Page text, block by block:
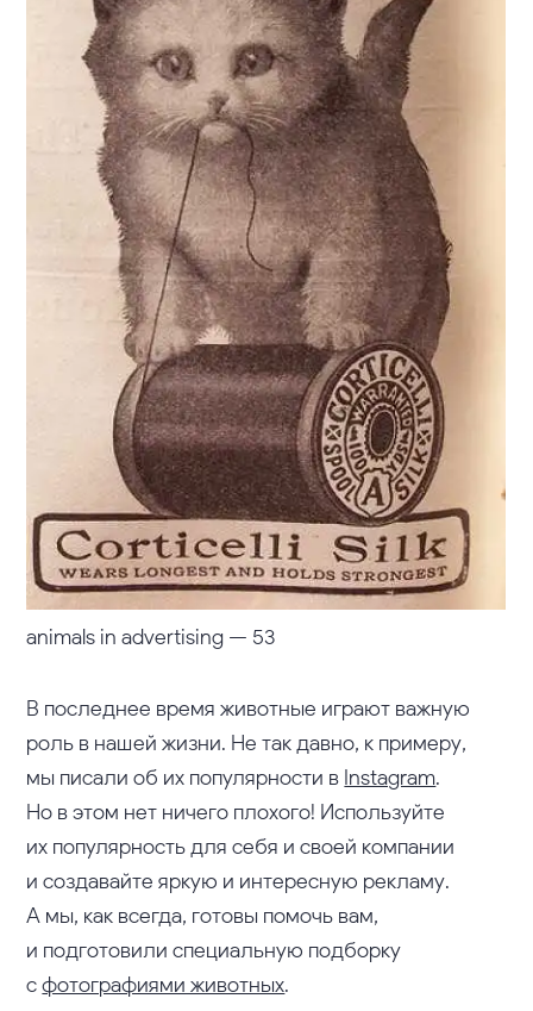
animals in advertising — 53
В последнее время животные играют важную
роль в нашей жизни. Не так давно, к примеру,
мы писали об их популярности в Instagram.
Но в этом нет ничего плохого! Используйте
их популярность для себя и своей компании
и создавайте яркую и интересную рекламу.
А мы, как всегда, готовы помочь вам,
и подготовили специальную подборку
сфотографиями животных.